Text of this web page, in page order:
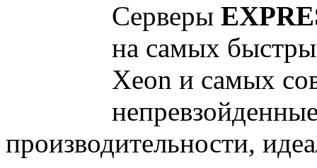
Серверы
на самых
Xeon и самых
производительности,